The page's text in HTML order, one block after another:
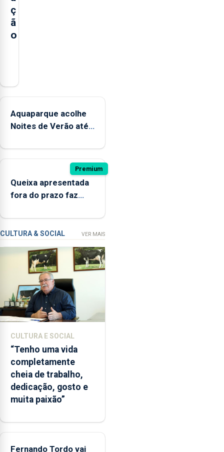
ç
ã
o
dos
a
banhos,
estado
interditada
microbiológica”,
pela
terceira
desde
o
início
da
época
balnear
Aquaparque acolhe
Noites de Verão até
Premium
Queixa apresentada
fora do prazo faz
violação
CULTURA & SOCIAL VER MAIS
CULTURA E SOCIAL
“Tenho uma vida
completamente
cheia de trabalho,
dedicação, gosto e
muita paixão”
Fernando Tordo vai